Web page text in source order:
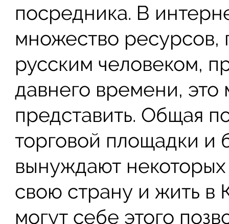
посредника. В
множество ресурсов,
русским человеком,
давнего времени,
представить. Общая
торговой площадки и
вынуждают
свою страну и жить в
могут себе этого